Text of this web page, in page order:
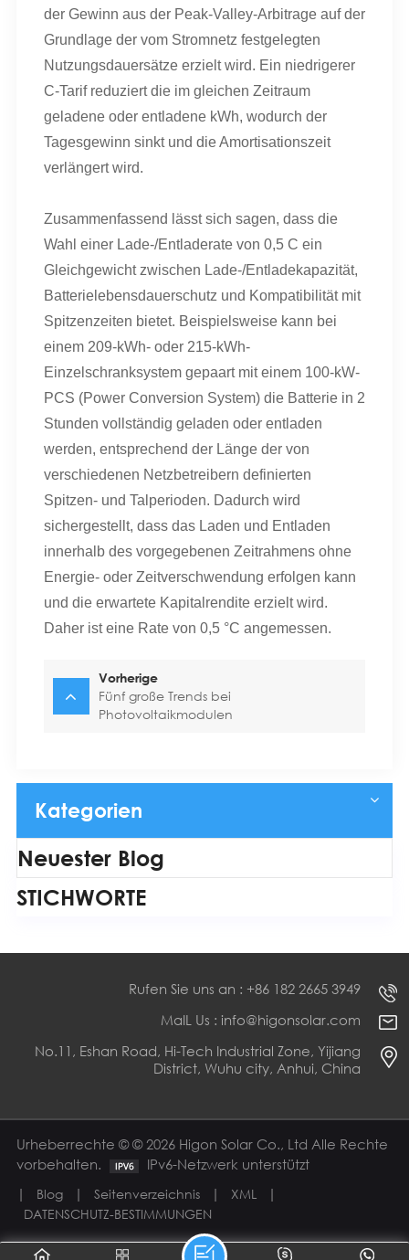
der Gewinn aus der Peak-Valley-Arbitrage auf der
Grundlage der vom Stromnetz festgelegten
Nutzungsdauersätze erzielt wird. Ein niedrigerer
C-Tarif reduziert die im gleichen Zeitraum
geladene oder entladene kWh, wodurch der
Tagesgewinn sinkt und die Amortisationszeit
verlängert wird.
Zusammenfassend lässt sich sagen, dass die
Wahl einer Lade-/Entladerate von 0,5 C ein
Gleichgewicht zwischen Lade-/Entladekapazität,
Batterielebensdauerschutz und Kompatibilität mit
Spitzenzeiten bietet. Beispielsweise kann bei
einem 209-kWh- oder 215-kWh-
Einzelschranksystem gepaart mit einem 100-kW-
PCS (Power Conversion System) die Batterie in 2
Stunden vollständig geladen oder entladen
werden, entsprechend der Länge der von
verschiedenen Netzbetreibern definierten
Spitzen- und Talperioden. Dadurch wird
sichergestellt, dass das Laden und Entladen
innerhalb des vorgegebenen Zeitrahmens ohne
Energie- oder Zeitverschwendung erfolgen kann
und die erwartete Kapitalrendite erzielt wird.
Daher ist eine Rate von 0,5 °C angemessen.
Vorherige
Fünf große Trends bei
Photovoltaikmodulen
Kategorien
Neuester Blog
STICHWORTE
Rufen Sie uns an : +86 182 2665 3949
MaIL Us : info@higonsolar.com
No.11, Eshan Road, Hi-Tech Industrial Zone, Yijiang
District, Wuhu city, Anhui, China
Urheberrechte © © 2026 Higon Solar Co., Ltd Alle Rechte
vorbehalten.
IPv6-Netzwerk unterstützt
|
Blog | Seitenverzeichnis | XML |
DATENSCHUTZ-BESTIMMUNGEN